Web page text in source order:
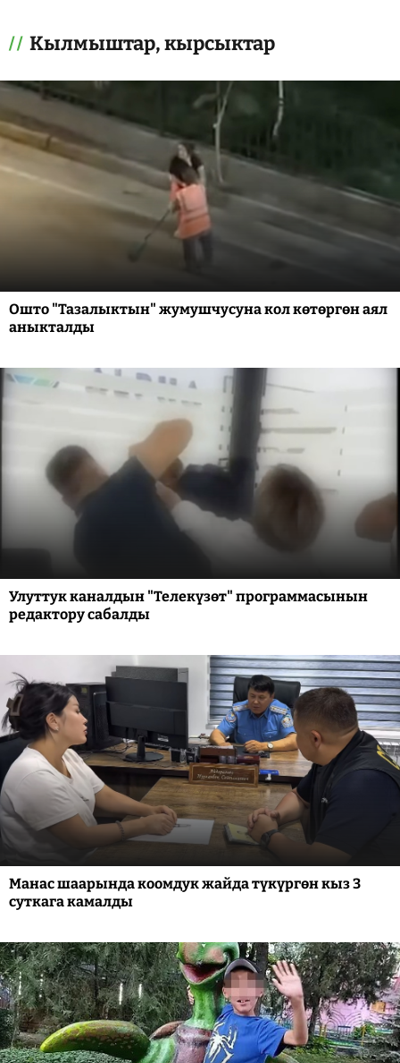
Кылмыштар, кырсыктар
Ошто "Тазалыктын" жумушчусуна кол көтөргөн аял
аныкталды
Улуттук каналдын "Телекүзөт" программасынын
редактору сабалды
Манас шаарында коомдук жайда түкүргөн кыз 3
суткага камалды